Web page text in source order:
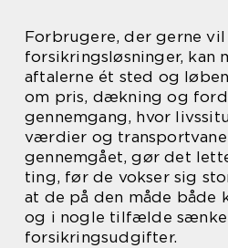
Forbrugere, der gerne
forsikringsløsninger, kan
aftalerne ét sted og
om pris, dækning og
gennemgang, hvor
værdier og
gennemgået, gør det
ting, før de vokser sig
at de på den måde både
og i nogle tilfælde sænke
forsikringsudgifter.